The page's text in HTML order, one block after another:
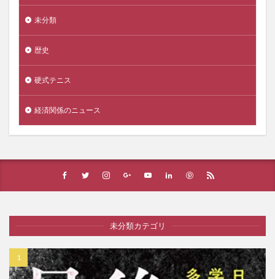
未分類
歴史
硬式テニス
経済関係のニュース
未分類カテゴリ